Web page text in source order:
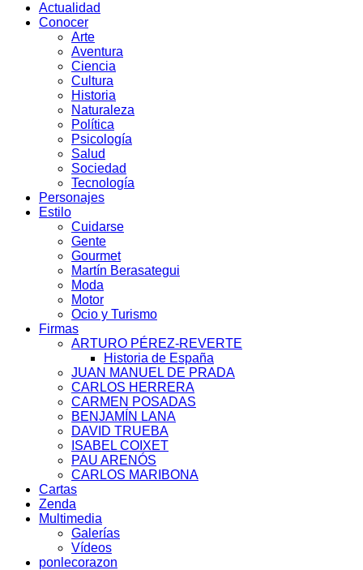
Actualidad
Conocer
Arte
Aventura
Ciencia
Cultura
Historia
Naturaleza
Política
Psicología
Salud
Sociedad
Tecnología
Personajes
Estilo
Cuidarse
Gente
Gourmet
Martín Berasategui
Moda
Motor
Ocio y Turismo
Firmas
ARTURO PÉREZ-REVERTE
Historia de España
JUAN MANUEL DE PRADA
CARLOS HERRERA
CARMEN POSADAS
BENJAMÍN LANA
DAVID TRUEBA
ISABEL COIXET
PAU ARENÓS
CARLOS MARIBONA
Cartas
Zenda
Multimedia
Galerías
Vídeos
ponlecorazon